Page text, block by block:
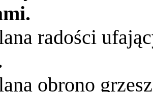
radości
obrono